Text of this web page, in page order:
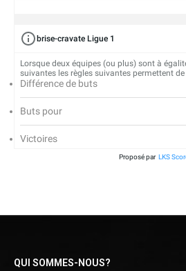
brise-cravate Ligue 1
Lorsque deux équipes (ou plus) sont à
suivantes les règles suivantes permettent
Différence de buts
Buts pour
Victoires
Proposé par LKS
QUI SOMMES-NOUS?